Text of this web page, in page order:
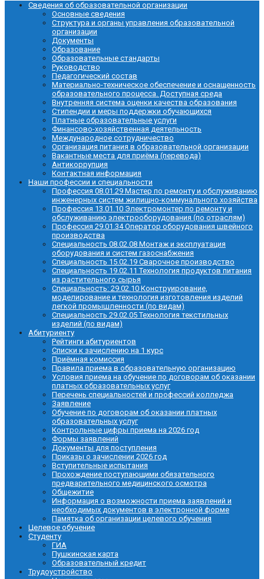
Сведения об образовательной организации
Основные сведения
Структура и органы управления образовательной
организации
Документы
Образование
Образовательные стандарты
Руководство
Педагогический состав
Материально-техническое обеспечение и оснащенность
образовательного процесса. Доступная среда
Внутренняя система оценки качества образования
Стипендии и меры поддержки обучающихся
Платные образовательные услуги
Финансово-хозяйственная деятельность
Международное сотрудничество
Организация питания в образовательной организации
Вакантные места для приёма (перевода)
Антикоррупция
Контактная информация
Наши профессии и специальности
Профессия 08.01.29 Мастер по ремонту и обслуживанию
инженерных систем жилищно-коммунального хозяйства
Профессия 13.01.10 Электромонтер по ремонту и
обслуживанию электрооборудования (по отраслям)
Профессия 29.01.34 Оператор оборудования швейного
производства
Специальность 08.02.08 Монтаж и эксплуатация
оборудования и систем газоснабжения
Специальность 15.02.19 Сварочное производство
Специальность 19.02.11 Технология продуктов питания
из растительного сырья
Специальность: 29.02.10 Конструирование,
моделирование и технология изготовления изделий
легкой промышленности (по видам)
Специальность 29.02.05 Технология текстильных
изделий (по видам)
Абитуриенту
Рейтинги абитуриентов
Списки к зачислению на 1 курс
Приёмная комиссия
Правила приема в образовательную организацию
Условия приема на обучение по договорам об оказании
платных образовательных услуг
Перечень специальностей и профессий колледжа
Заявление
Обучение по договорам об оказании платных
образовательных услуг
Контрольные цифры приема на 2026 год
Формы заявлений
Документы для поступления
Приказы о зачислении 2026 год
Вступительные испытания
Прохождение поступающими обязательного
предварительного медицинского осмотра
Общежитие
Информация о возможности приема заявлений и
необходимых документов в электронной форме
Памятка об организации целевого обучения
Целевое обучение
Студенту
ГИА
Пушкинская карта
Образовательный кредит
Трудоустройство